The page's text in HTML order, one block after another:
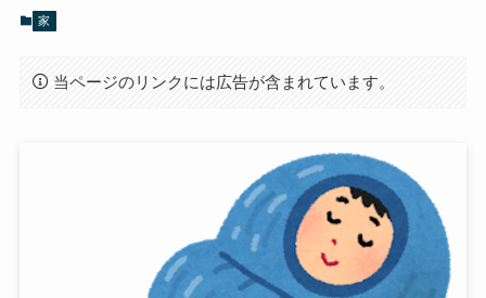
家
当ページのリンクには広告が含まれています。